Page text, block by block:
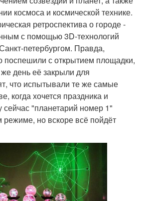
космоса и космической технике.
ретроспектива о городе -
с помощью 3D-технологий
петербургом. Правда,
поспешили с открытием площадки,
день её закрыли для
что испытывали те же самые
когда хочется праздника и
"планетарий номер 1"
режиме, но вскоре всё пойдёт